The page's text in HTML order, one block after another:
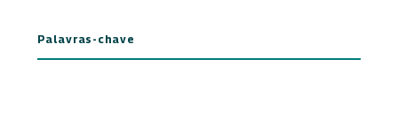
Palavras-chave